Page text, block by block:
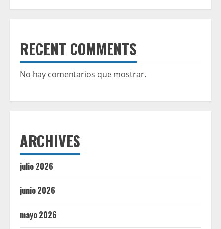
RECENT COMMENTS
No hay comentarios que mostrar.
ARCHIVES
julio 2026
junio 2026
mayo 2026